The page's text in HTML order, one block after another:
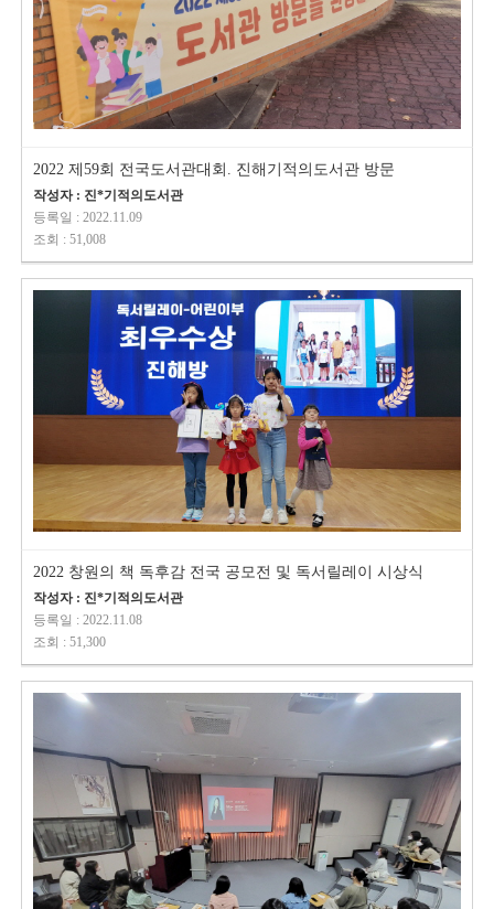
2022 제59회 전국도서관대회. 진해기적의도서관 방문
작성자 : 진*기적의도서관
등록일 : 2022.11.09
조회 : 51,008
2022 창원의 책 독후감 전국 공모전 및 독서릴레이 시상식
작성자 : 진*기적의도서관
등록일 : 2022.11.08
조회 : 51,300